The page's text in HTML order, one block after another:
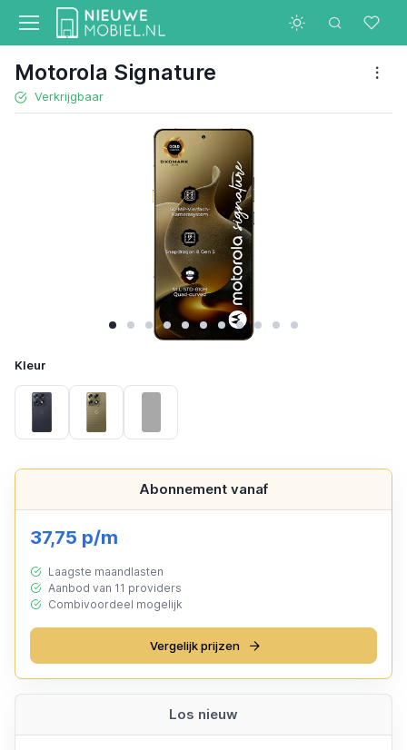
Motorola Signature
Verkrijgbaar
Kleur
Black Green
Abonnement vanaf
37,75 p/m
Laagste maandlasten
Aanbod van 11 providers
Combivoordeel mogelijk
Vergelijk prijzen
Los nieuw